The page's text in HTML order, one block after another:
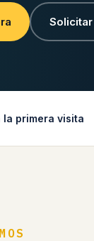
la primera visita